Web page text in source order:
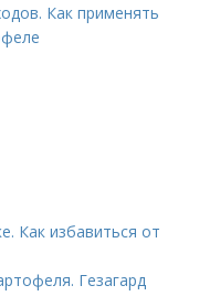
Как применять
Как избавиться от
Гезагард